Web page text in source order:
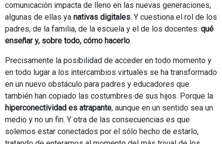
comunicación impacta de lleno en las nuevas generaciones,
algunas de ellas ya nativas digitales. Y cuestiona el rol de los
padres, de la familia, de la escuela y el de los docentes: qué
enseñar y, sobre todo, cómo hacerlo.
Precisamente la posibilidad de acceder en todo momento y
en todo lugar a los intercambios virtuales se ha transformado
en un nuevo obstáculo para padres y educadores que
también han copiado las costumbres de sus hijos. Porque la
hiperconectividad es atrapante, aunque en un sentido sea un
medio y no un fin. Y otra de las consecuencias es que
solemos estar conectados por el sólo hecho de estarlo,